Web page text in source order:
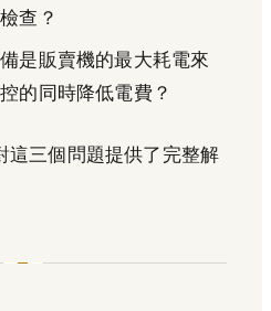
查？
備是販賣機的最大耗電來
的同時降低電費？
這三個問題提供了完整解